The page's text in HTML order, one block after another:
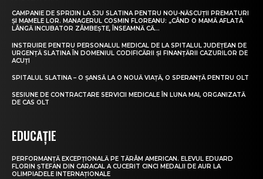
CAMPANIE DE SPRIJIN LA SJU SLATINA PENTRU NOU-NĂSCUȚII PREMATURI
ȘI MAMELE LOR. MANAGERUL COSMIN FLOREANU: „CÂND O MAMĂ AFLATĂ
LÂNGĂ INCUBATOR ZÂMBEȘTE, ÎNSEAMNĂ CĂ...
INSTRUIRE PENTRU PERSONALUL MEDICAL DE LA SPITALUL JUDEȚEAN DE
URGENȚĂ SLATINA ÎN DOMENIUL CODIFICĂRII ȘI FINANȚĂRII CAZURILOR DE
ACUȚI
SPITALUL SLATINA – O ȘANSĂ LA O NOUĂ VIAȚĂ, O SPERANȚĂ PENTRU OLT
SESIUNE DE CONTRACTARE SERVICII MEDICALE ÎN LUNA MAI, ORGANIZATĂ
DE CAS OLT
EDUCAȚIE
PERFORMANȚĂ EXCEPȚIONALĂ PE TĂRÂM AMERICAN. ELEVUL EDUARD
FLORIN ȘTEFAN DIN CARACAL A CUCERIT CINCI MEDALII DE AUR LA
OLIMPIADELE INTERNAȚIONALE